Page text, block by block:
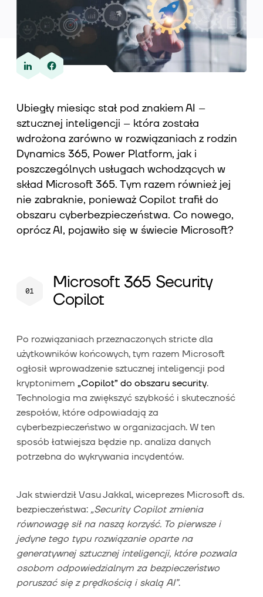
Ubiegły miesiąc stał pod znakiem AI –
sztucznej inteligencji – która została
wdrożona zarówno w rozwiązaniach z rodzin
Dynamics 365, Power Platform, jak i
poszczególnych usługach wchodzących w
skład Microsoft 365. Tym razem również jej
nie zabraknie, ponieważ Copilot trafił do
obszaru cyberbezpieczeństwa. Co nowego,
oprócz AI, pojawiło się w świecie Microsoft?
Microsoft 365 Security
Copilot
Po rozwiązaniach przeznaczonych stricte dla
użytkowników końcowych, tym razem Microsoft
ogłosił wprowadzenie sztucznej inteligencji pod
kryptonimem „Copilot” do obszaru security.
Technologia ma zwiększyć szybkość i skuteczność
zespołów, które odpowiadają za
cyberbezpieczeństwo w organizacjach. W ten
sposób łatwiejsza będzie np. analiza danych
potrzebna do wykrywania incydentów.
Jak stwierdził Vasu Jakkal, wiceprezes Microsoft ds.
bezpieczeństwa: „Security Copilot zmienia
równowagę sił na naszą korzyść. To pierwsze i
jedyne tego typu rozwiązanie oparte na
generatywnej sztucznej inteligencji, które pozwala
osobom odpowiedzialnym za bezpieczeństwo
poruszać się z prędkością i skalą AI”.